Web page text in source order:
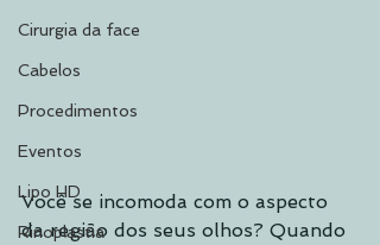
Cirurgia da face
Cabelos
Procedimentos
Eventos
Lipo HD
Rinoplastia
Você se incomoda com o aspecto
da região dos seus olhos? Quando